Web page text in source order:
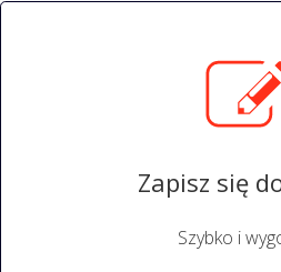
Zapisz się
Szybko i